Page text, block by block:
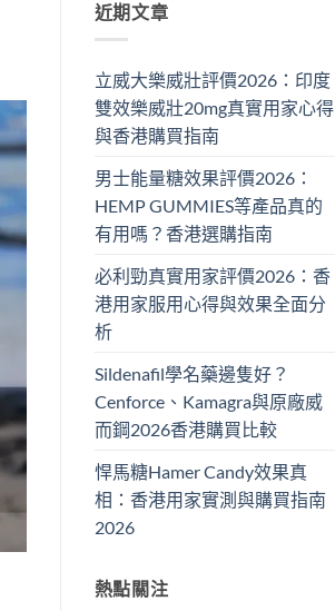
近期文章
立威大樂威壯評價2026：印度
雙效樂威壯20mg真實用家心得
與香港購買指南
男士能量糖效果評價2026：
HEMP GUMMIES等產品真的
有用嗎？香港選購指南
必利勁真實用家評價2026：香
港用家服用心得與效果全面分
析
Sildenafil學名藥邊隻好？
Cenforce、Kamagra與原廠威
而鋼2026香港購買比較
悍馬糖Hamer Candy效果真
相：香港用家實測與購買指南
2026
熱點關注